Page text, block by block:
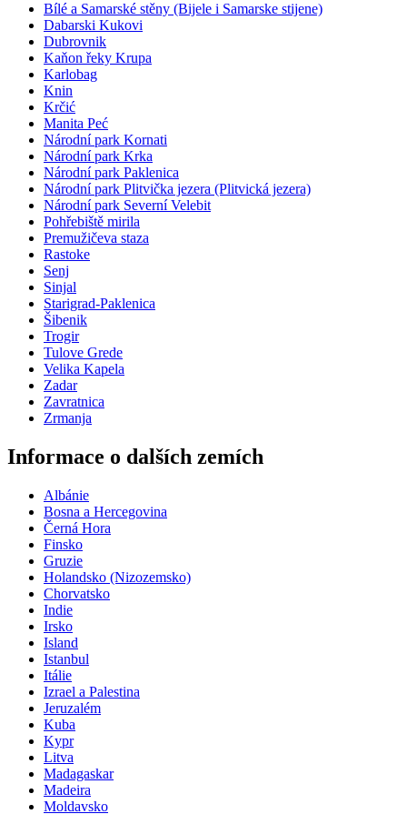
Bílé a Samarské stěny (Bijele i Samarske stijene)
Dabarski Kukovi
Dubrovnik
Kaňon řeky Krupa
Karlobag
Knin
Krčić
Manita Peć
Národní park Kornati
Národní park Krka
Národní park Paklenica
Národní park Plitvička jezera (Plitvická jezera)
Národní park Severní Velebit
Pohřebiště mirila
Premužičeva staza
Rastoke
Senj
Sinjal
Starigrad-Paklenica
Šibenik
Trogir
Tulove Grede
Velika Kapela
Zadar
Zavratnica
Zrmanja
Informace o dalších zemích
Albánie
Bosna a Hercegovina
Černá Hora
Finsko
Gruzie
Holandsko (Nizozemsko)
Chorvatsko
Indie
Irsko
Island
Istanbul
Itálie
Izrael a Palestina
Jeruzalém
Kuba
Kypr
Litva
Madagaskar
Madeira
Moldavsko